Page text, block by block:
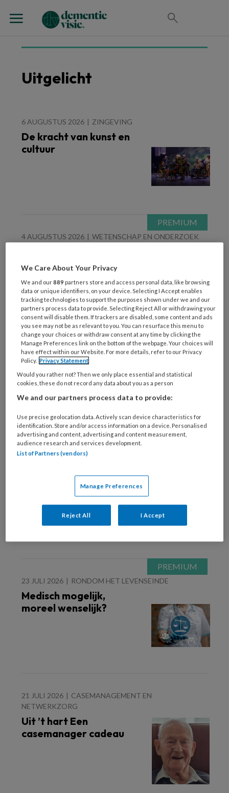
Uitgelicht
6 AUGUSTUS 2026 ZINGEVING
De kracht van kunst en
cultuur
4 AUGUSTUS 2026 WETENSCHAP EN ONDERZOEK
behandeling!
30 JULI 2026 GEDRAG
Wat stilte zegt
Geleefde ervaringen in
het verpleeghuis
Palliatieve zorg begint
met aandacht
23 JULI 2026 RONDOM HET LEVENSEINDE
Medisch mogelijk,
moreel wenselijk?
21 JULI 2026
CASEMANAGEMENT EN
NETWERKZORG
Uit ’t hart Een
casemanager cadeau
We Care About Your Privacy
We and our889 partners store and access personal data, like browsing
data or unique identifiers, on your device. Selecting I Accept enables
tracking technologies to support the purposes shown under we and our
partners process data to provide. Selecting Reject All or withdrawing your
consent will disable them. If trackers are disabled, some content and ads
you see may not be as relevant to you. You can resurface this menu to
change your choices or withdraw consent at any time by clicking the
Manage Preferences link on the bottom of the webpage. Your choices will
have effect within our Website. For more details, refer to our Privacy
Policy. Privacy Statement
Would you rather not? Then we only place essential and statistical
cookies, these do not record any data about you as a person
We and our partners process data to provide:
Use precise geolocation data. Actively scan device characteristics for
identification. Store and/or access information on a device. Personalised
advertising and content, advertising and content measurement,
audience research and services development.
List of Partners (vendors)
Manage Preferences
Reject All I Accept